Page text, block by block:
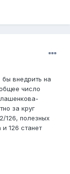
внедрить на
число
за круг
126, полезных
126 станет